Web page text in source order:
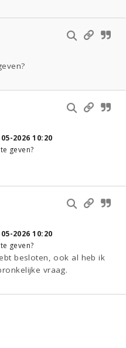
2026 10:20
geven?
2026 10:20
geven?
besloten, ook al heb ik
vraag.